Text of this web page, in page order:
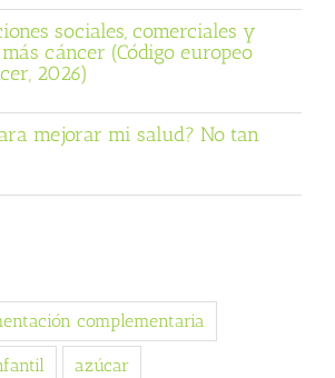
sociales, comerciales y
cáncer (Código europeo
2026)
mejorar mi salud? No tan
complementaria
azúcar